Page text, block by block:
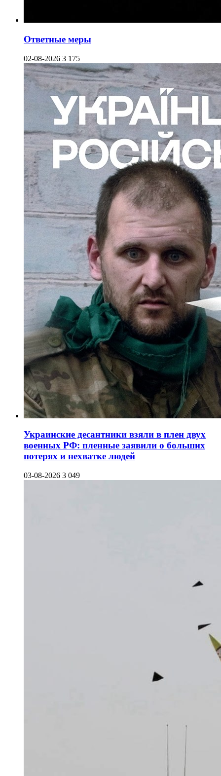
Ответные меры
02-08-2026 3 175
Украинские десантники взяли в плен двух
военных РФ: пленные заявили о больших
потерях и нехватке людей
03-08-2026 3 049